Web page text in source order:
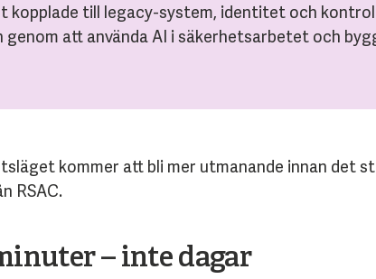
kopplade till legacy-system, identitet och
att använda AI i säkerhetsarbetet och
kommer att bli mer utmanande innan det
RSAC.
– inte dagar